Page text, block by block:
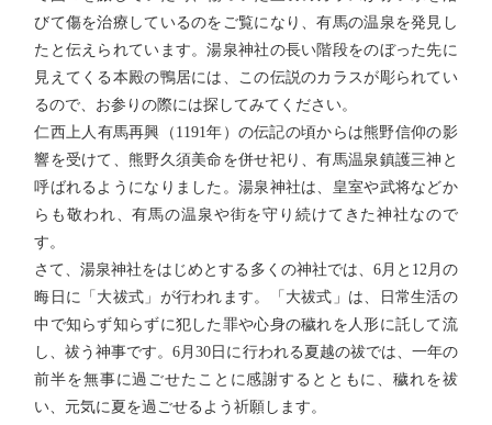
びて傷を治療しているのをご覧になり、有馬の温泉を発見し
たと伝えられています。湯泉神社の長い階段をのぼった先に
見えてくる本殿の鴨居には、この伝説のカラスが彫られてい
るので、お参りの際には探してみてください。
仁西上人有馬再興（1191年）の伝記の頃からは熊野信仰の影
響を受けて、熊野久須美命を併せ祀り、有馬温泉鎮護三神と
呼ばれるようになりました。湯泉神社は、皇室や武将などか
らも敬われ、有馬の温泉や街を守り続けてきた神社なので
す。
さて、湯泉神社をはじめとする多くの神社では、6月と12月の
晦日に「大祓式」が行われます。「大祓式」は、日常生活の
中で知らず知らずに犯した罪や心身の穢れを人形に託して流
し、祓う神事です。6月30日に行われる夏越の祓では、一年の
前半を無事に過ごせたことに感謝するとともに、穢れを祓
い、元気に夏を過ごせるよう祈願します。